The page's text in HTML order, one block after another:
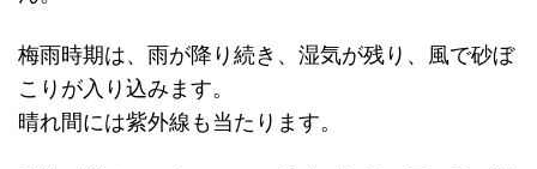
梅雨時期は、雨が降り続き、湿気が残り、風で砂ぼ
こりが入り込みます。
晴れ間には紫外線も当たります。